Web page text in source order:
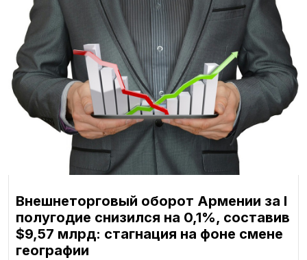
Внешнеторговый оборот Армении за I
полугодие снизился на 0,1%, составив
$9,57 млрд: стагнация на фоне смене
географии